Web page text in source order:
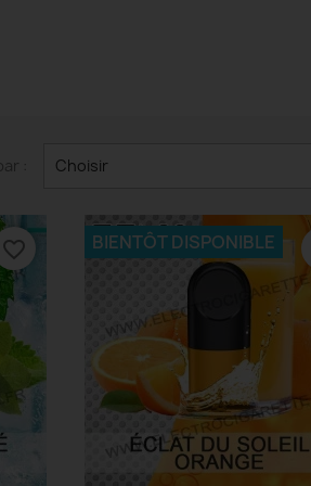
: Choisir
favorite_border BIENTÔT DISPONIBLE